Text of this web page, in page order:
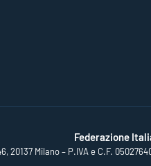
Federazione
20137 Milano – P.IVA e C.F.